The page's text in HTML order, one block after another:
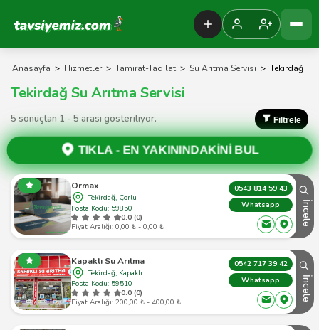
Tavsiyemiz Anasayfa
Anasayfa > Hizmetler > Tamirat-Tadilat > Su Arıtma Servisi > Tekirdağ
Tekirdağ Su Arıtma Servisi
5 sonuçtan 1 - 5 arası gösteriliyor. Filtrele
TIKLA - EN YAKININDAKİNİ BUL
Ormax
Tekirdağ, Çorlu
Posta Kodu: 59850
0.0 (0)
Fiyat Aralığı: 0,00 ₺ - 0,00 ₺
0543 814 59 43
Whatsapp
İncele
Kapaklı Su Arıtma
Tekirdağ, Kapaklı
Posta Kodu: 59510
0.0 (0)
Fiyat Aralığı: 200,00 ₺ - 400,00 ₺
0542 717 39 42
Whatsapp
İncele